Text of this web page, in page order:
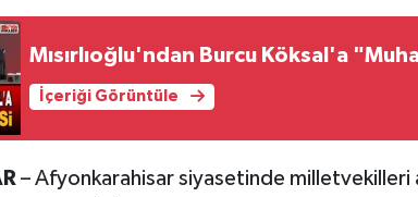
Mısırlıoğlu'ndan Burcu Köksal'a
İçeriği Görüntüle
– Afyonkarahisar siyasetinde milletvekilleri